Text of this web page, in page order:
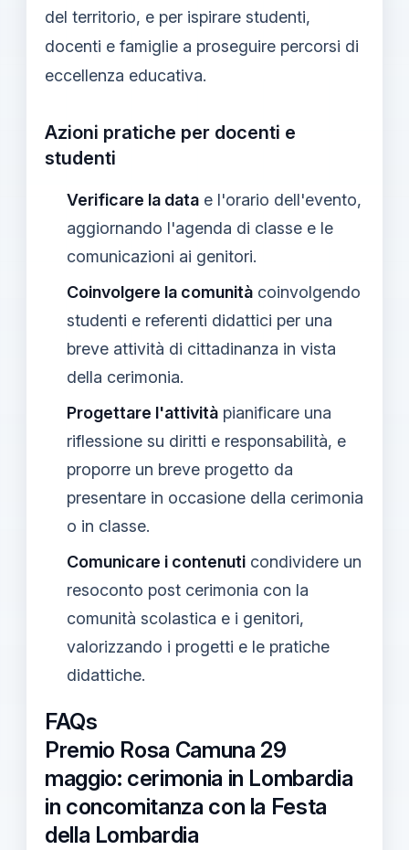
del territorio, e per ispirare studenti,
docenti e famiglie a proseguire percorsi di
eccellenza educativa.
Azioni pratiche per docenti e
studenti
Verificare la data e l'orario dell'evento,
aggiornando l'agenda di classe e le
comunicazioni ai genitori.
Coinvolgere la comunità coinvolgendo
studenti e referenti didattici per una
breve attività di cittadinanza in vista
della cerimonia.
Progettare l'attività pianificare una
riflessione su diritti e responsabilità, e
proporre un breve progetto da
presentare in occasione della cerimonia
o in classe.
Comunicare i contenuti condividere un
resoconto post cerimonia con la
comunità scolastica e i genitori,
valorizzando i progetti e le pratiche
didattiche.
FAQs
Premio Rosa Camuna 29
maggio: cerimonia in Lombardia
in concomitanza con la Festa
della Lombardia